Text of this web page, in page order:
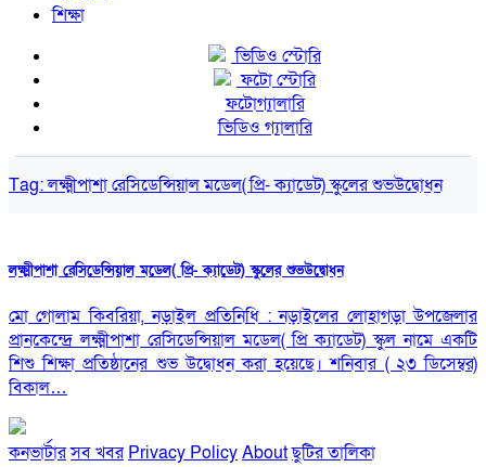
শিক্ষা
ভিডিও স্টোরি
ফটো স্টোরি
ফটোগ্যালারি
ভিডিও গ্যালারি
Tag:লক্ষ্মীপাশা রেসিডেন্সিয়াল মডেল( প্রি- ক্যাডেট) স্কুলের শুভউদ্বোধন
লক্ষ্মীপাশা রেসিডেন্সিয়াল মডেল( প্রি- ক্যাডেট) স্কুলের শুভউদ্বোধন
মো গোলাম কিবরিয়া, নড়াইল প্রতিনিধি : নড়াইলের লোহাগড়া উপজেলার
প্রানকেন্দ্রে লক্ষ্মীপাশা রেসিডেন্সিয়াল মডেল( প্রি ক্যাডেট) স্কুল নামে একটি
শিশু শিক্ষা প্রতিষ্ঠানের শুভ উদ্বোধন করা হয়েছে। শনিবার ( ২৩ ডিসেম্বর)
বিকাল…
কনভার্টারসব খবর Privacy PolicyAboutছুটির তালিকা